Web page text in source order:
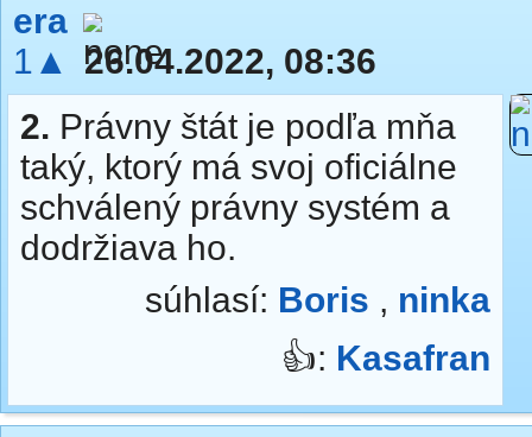
era
1▲
26.04.2022, 08:36
2. Právny štát je podľa mňa
taký, ktorý má svoj oficiálne
schválený právny systém a
dodržiava ho.
súhlasí: Boris , ninka
👍: Kasafran